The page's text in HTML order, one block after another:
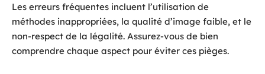
Les erreurs fréquentes incluent l’utilisation de
méthodes inappropriées, la qualité d’image faible, et le
non-respect de la légalité. Assurez-vous de bien
comprendre chaque aspect pour éviter ces pièges.